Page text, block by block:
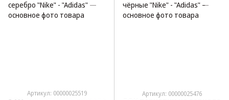
Артикул: 00000025519 Артикул: 00000025476